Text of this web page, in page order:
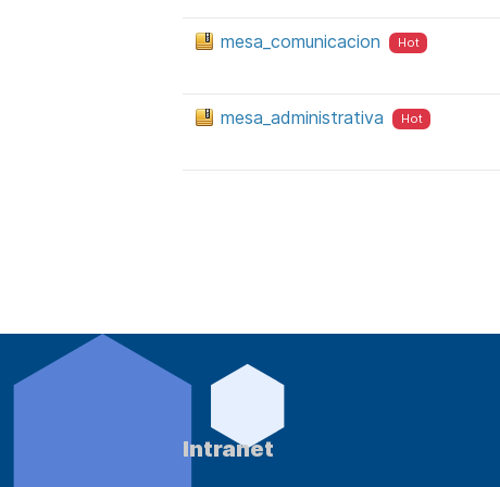
mesa_comunicacion Hot
mesa_administrativa Hot
Intranet